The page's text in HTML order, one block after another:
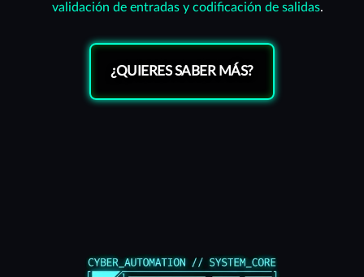
validación de entradas y codificación de salidas.
¿QUIERES SABER MÁS?